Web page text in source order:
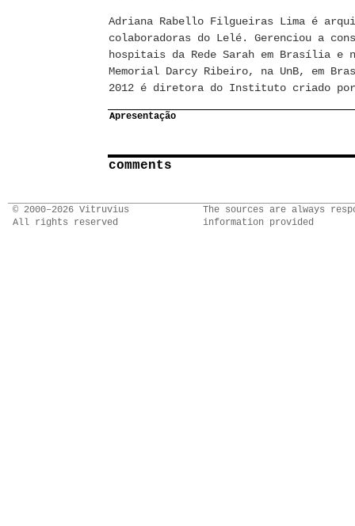
Adriana Rabello Filgueiras Lima é
colaboradoras do Lelé. Gerenciou a
hospitais da Rede Sarah em Brasília e
Memorial Darcy Ribeiro, na UnB, em
2012 é diretora do Instituto criado
Apresentação
comments
© 2000–2026 Vitruvius
All rights reserved
The sources are always
information provided